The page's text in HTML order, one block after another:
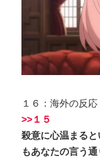
１６：海外の反応
>>１５
殺意に心温まる
もあなたの言う通